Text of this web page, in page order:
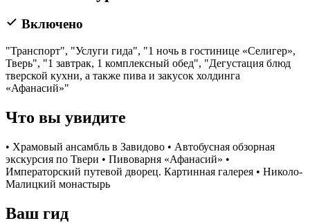
Включено
"Транспорт", "Услуги гида", "1 ночь в гостинице «Селигер»,
Тверь", "1 завтрак, 1 комплексный обед", "Дегустация блюд
тверской кухни, а также пива и закусок холдинга
«Афанасий»"
Что вы увидите
• Храмовый ансамбль в Завидово • Автобусная обзорная
экскурсия по Твери • Пивоварня «Афанасий» •
Императорский путевой дворец. Картинная галерея • Николо-
Малицкий монастырь
Ваш гид